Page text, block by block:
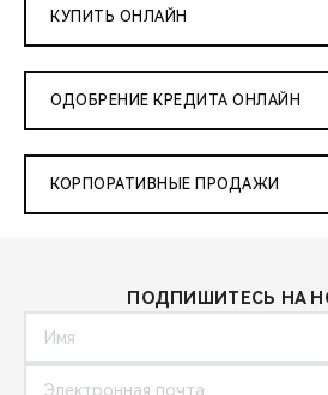
КУПИТЬ ОНЛАЙН
ОДОБРЕНИЕ КРЕДИТА ОНЛАЙН
КОРПОРАТИВНЫЕ ПРОДАЖИ
ПОДПИШИТЕСЬ НА